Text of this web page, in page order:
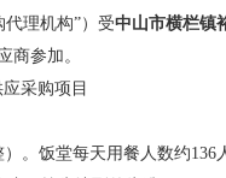
代理机构”）受中山市横栏镇
商参加。
采购项目
。 饭堂每天用餐人数约136